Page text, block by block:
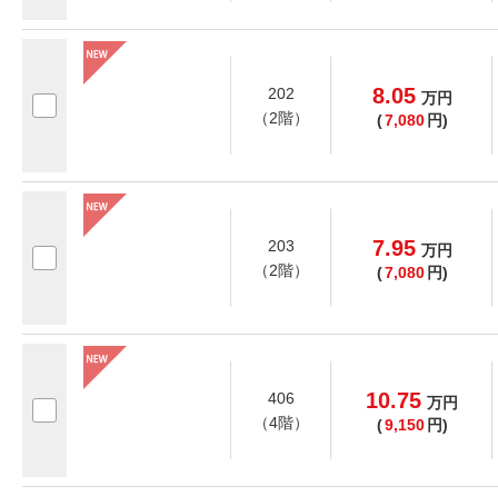
202
（2階）
8.05 万円
(7,080 円)
203
（2階）
7.95 万円
(7,080 円)
406
（4階）
10.75 万円
(9,150 円)